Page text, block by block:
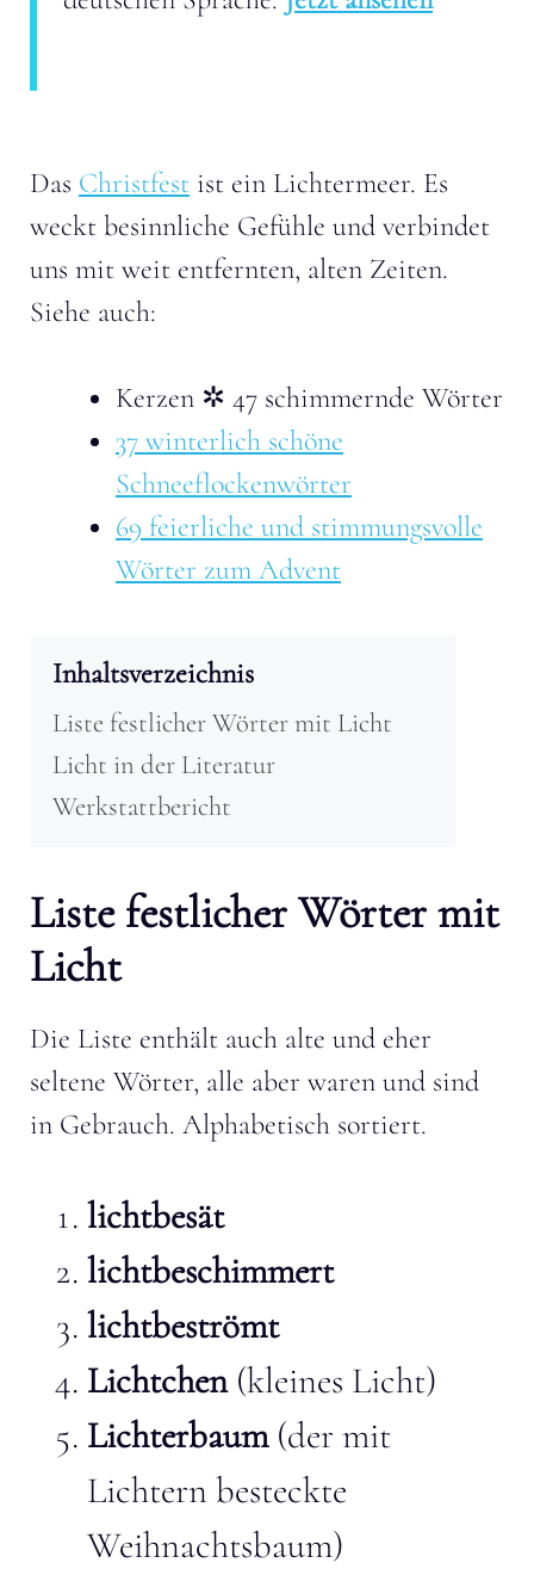
Das Christfest ist ein Lichtermeer. Es
weckt besinnliche Gefühle und verbindet
uns mit weit entfernten, alten Zeiten.
Siehe auch:
Kerzen ✲ 47 schimmernde Wörter
37 winterlich schöne
Schneeflockenwörter
69 feierliche und stimmungsvolle
Wörter zum Advent
Inhaltsverzeichnis
Liste festlicher Wörter mit Licht
Licht in der Literatur
Werkstattbericht
Liste festlicher Wörter mit
Licht
Die Liste enthält auch alte und eher
seltene Wörter, alle aber waren und sind
in Gebrauch. Alphabetisch sortiert.
lichtbesät
lichtbeschimmert
lichtbeströmt
Lichtchen(kleines Licht)
Lichterbaum(der mit
Lichtern besteckte
Weihnachtsbaum)